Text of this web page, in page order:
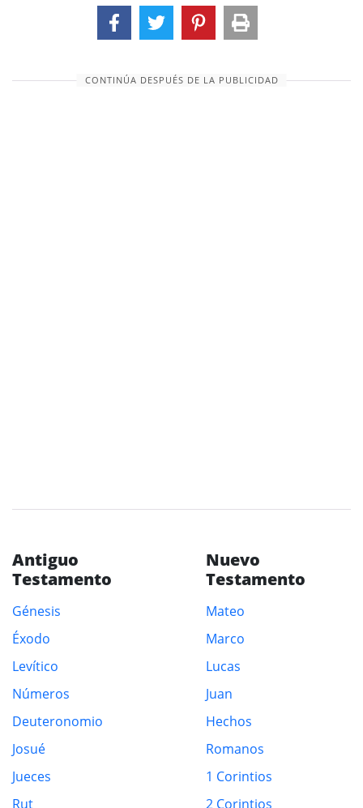
expresó cierto mártir) de esa clase de martirio.
Se dice que los primeros que fueron quemados
Juan, dos monjes agustinos en Bruselas, _anno_
CONTINÚA DESPUÉS DE LA PUBLICIDAD
Antiguo
Testamento
Génesis
Éxodo
Levítico
Números
Deuteronomio
Josué
Jueces
Rut
Nuevo
Testamento
Mateo
Marco
Lucas
Juan
Hechos
Romanos
1 Corintios
2 Corintios